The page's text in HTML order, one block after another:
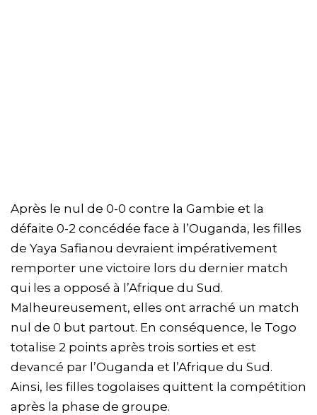
Après le nul de 0-0 contre la Gambie et la
défaite 0-2 concédée face à l’Ouganda, les filles
de Yaya Safianou devraient impérativement
remporter une victoire lors du dernier match
qui les a opposé à l’Afrique du Sud.
Malheureusement, elles ont arraché un match
nul de 0 but partout. En conséquence, le Togo
totalise 2 points après trois sorties et est
devancé par l’Ouganda et l’Afrique du Sud.
Ainsi, les filles togolaises quittent la compétition
après la phase de groupe.